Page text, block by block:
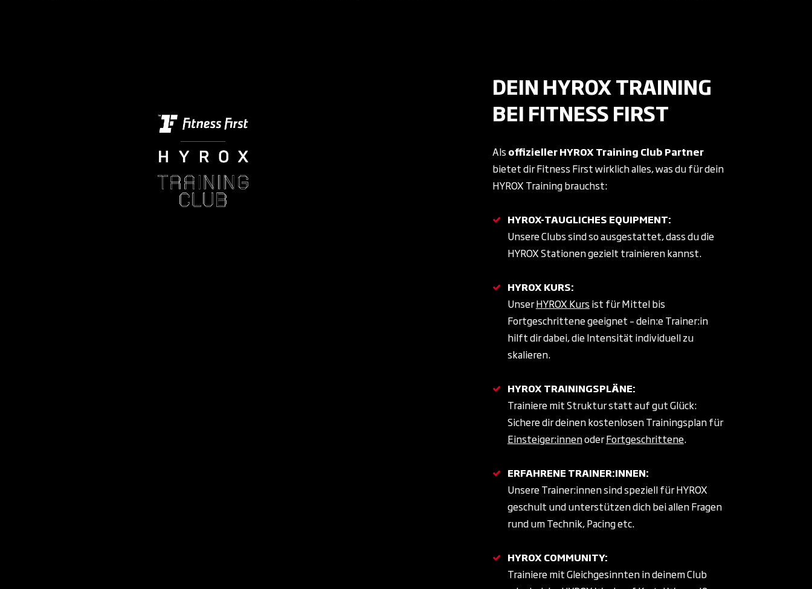
DEIN HYROX TRAINING
BEI FITNESS FIRST
Als offizieller HYROX Training Club Partner
bietet dir Fitness First wirklich alles, was du für dein
HYROX Training brauchst:
HYROX-TAUGLICHES EQUIPMENT:
Unsere Clubs sind so ausgestattet, dass du die
HYROX Stationen gezielt trainieren kannst.
HYROX KURS:
UnserHYROX Kurs ist für Mittel bis
Fortgeschrittene geeignet – dein:e Trainer:in
hilft dir dabei, die Intensität individuell zu
skalieren.
HYROX TRAININGSPLÄNE:
Trainiere mit Struktur statt auf gut Glück:
Sichere dir deinen kostenlosen Trainingsplan für
Einsteiger:innenoderFortgeschrittene.
ERFAHRENE TRAINER:INNEN:
Unsere Trainer:innen sind speziell für HYROX
geschult und unterstützen dich bei allen Fragen
rund um Technik, Pacing etc.
HYROX COMMUNITY:
Trainiere mit Gleichgesinnten in deinem Club